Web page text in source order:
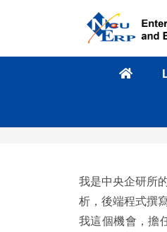
108年CO系
我是中央企研所
析，後端程式撰
我這個機會，擔